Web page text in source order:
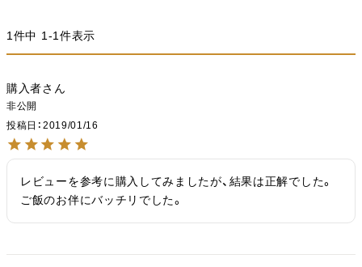
1件中 1-1件表示
購入者
非公開
投稿日
2019/01/16
レビューを参考に購入してみましたが、結果は正解でした。
ご飯のお伴にバッチリでした。